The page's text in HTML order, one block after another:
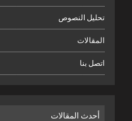
تحليل النصوص
المقالات
اتصل بنا
أحدث المقالات